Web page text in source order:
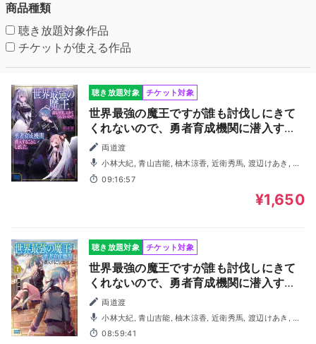
商品種類
聴き放題対象作品
チケットが使える作品
聴き放題対象 チケット対象
世界最強の魔王ですが誰も討伐しにきて
くれないので、勇者育成機関に潜入する
ことにしました（ガガガ文庫）
両道渡
小林大紀, 青山吉能, 柚木涼香, 近衛秀馬, 渡辺けあき, 下
屋則子, 澁谷梓希, 三木眞一郎, 田所陽向
09:16:57
¥1,650
聴き放題対象 チケット対象
世界最強の魔王ですが誰も討伐しにきて
くれないので、勇者育成機関に潜入する
ことにしました 2（ガガガ文庫）
両道渡
小林大紀, 青山吉能, 柚木涼香, 近衛秀馬, 渡辺けあき, 下
屋則子, 澁谷梓希, 三木眞一郎, 花岡志織, 廣川来美
08:59:41